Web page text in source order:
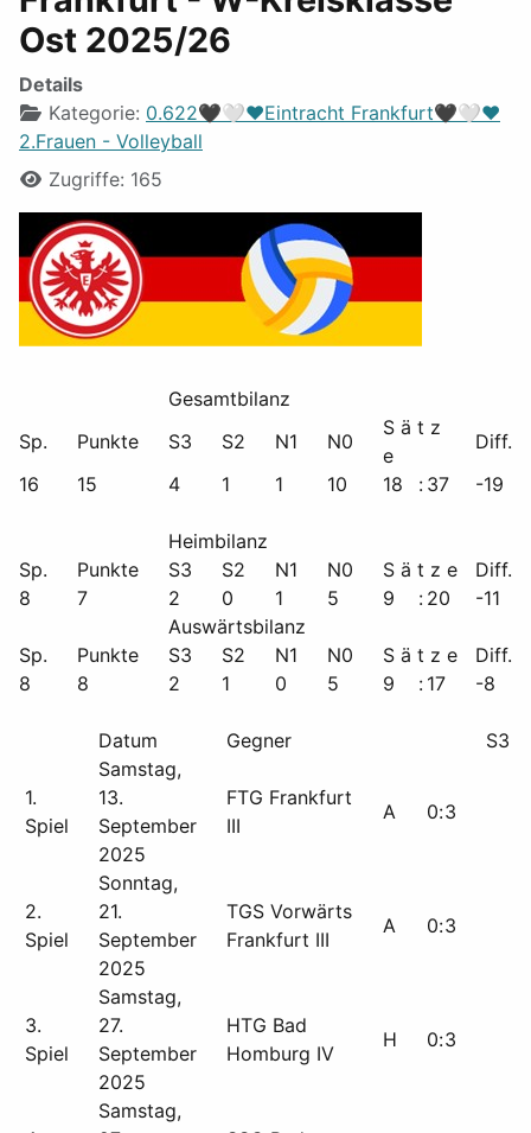
Ost 2025/26
Details
Kategorie: 0.622🖤🤍❤️Eintracht Frankfurt🖤🤍❤️
2.Frauen - Volleyball
Zugriffe: 165
Gesamtbilanz
Sp. Punkte S3 S2 N1 N0
S ä t z
e
Diff.
16
15 4 1 1 10 18 : 37 -19
Heimbilanz
Sp.
Punkte S3 S2 N1 N0 S ä t z e
Diff.
8
7 2 0 1 5 9 : 20
-11
Auswärtsbilanz
Sp.
Punkte S3 S2 N1 N0 S ä t z e
Diff.
8
8 2 1 0 5 9 : 17 -8
Datum Gegner S3
1.
Spiel
Samstag,
13.
September
2025
FTG Frankfurt
III
A 0:3
2.
Spiel
Sonntag,
21.
September
2025
TGS Vorwärts
Frankfurt III
A 0:3
3.
Spiel
Samstag,
27.
September
2025
HTG Bad
Homburg IV
H 0:3
Samstag,